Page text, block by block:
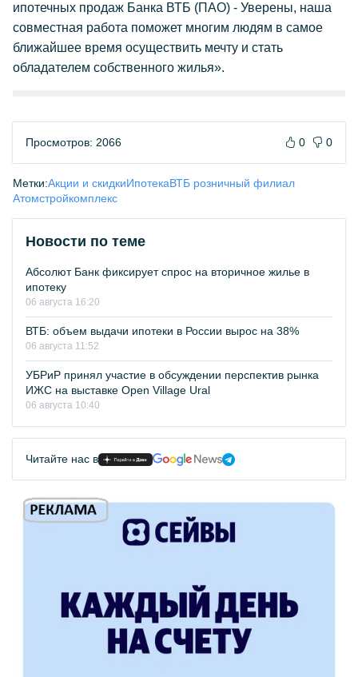
ипотечных продаж Банка ВТБ (ПАО) - Уверены, наша
совместная работа поможет многим людям в самое
ближайшее время осуществить мечту и стать
обладателем собственного жилья».
Просмотров: 2066 0 0
Метки:Акции и скидкиИпотекаВТБ розничный филиал
Атомстройкомплекс
Новости по теме
Абсолют Банк фиксирует спрос на вторичное жилье в
ипотеку
06 августа 16:20
ВТБ: объем выдачи ипотеки в России вырос на 38%
06 августа 11:52
УБРиР принял участие в обсуждении перспектив рынка
ИЖС на выставке Open Village Ural
06 августа 10:40
Читайте нас в